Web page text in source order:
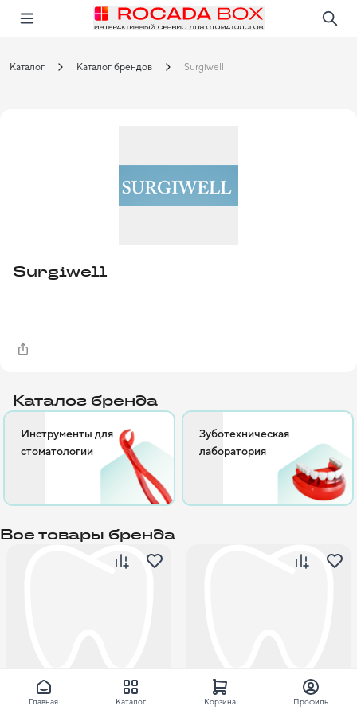
Открыть в приложении!
Каталог Каталог брендов Surgiwell
Surgiwell
Каталог бренда
Инструменты для
стоматологии
Зуботехническая
лаборатория
Все товары бренда
736 ₽ 647 ₽
Главная Каталог Корзина Профиль